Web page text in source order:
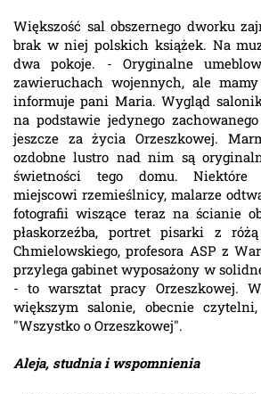
Większość sal obszernego dworku
brak w niej polskich książek. Na
dwa pokoje. - Oryginalne
zawieruchach wojennych, ale
informuje pani Maria. Wygląd
na podstawie jedynego
jeszcze za życia Orzeszkowej.
ozdobne lustro nad nim są
świetności tego domu. Niektóre
miejscowi rzemieślnicy, malarze
fotografii wiszące teraz na ścianie
płaskorzeźba, portret pisarki z
Chmielowskiego, profesora ASP z
przylega gabinet wyposażony w
- to warsztat pracy Orzeszkowej.
większym salonie, obecnie
"Wszystko o Orzeszkowej".
Aleja, studnia i wspomnienia